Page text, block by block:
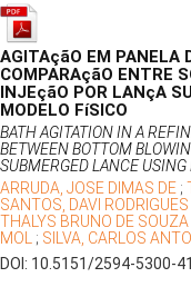
AGITAçãO EM PANELA
COMPARAçãO ENTRE
INJEçãO POR LANçA
MODELO FíSICO
BATH AGITATION IN A
BETWEEN BOTTOM
SUBMERGED LANCE
ARRUDA, JOSE DIMAS DE ;
SANTOS, DAVI
THALYS BRUNO DE SOUZA
MOL ; SILVA, CARLOS
DOI: 10.5151/2594-5300-